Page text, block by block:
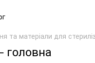
та матеріали для
головна